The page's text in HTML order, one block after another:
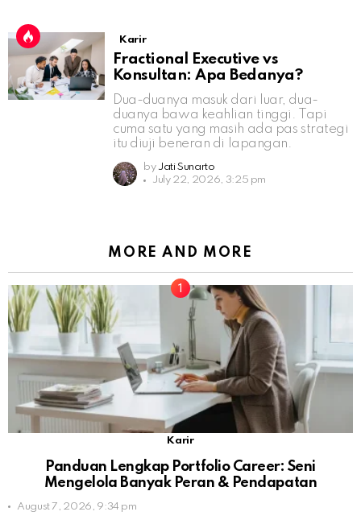
Karir
Fractional Executive vs
Konsultan: Apa Bedanya?
Dua-duanya masuk dari luar, dua-
duanya bawa keahlian tinggi. Tapi
cuma satu yang masih ada pas strategi
itu diuji beneran di lapangan.
by Jati Sunarto
July 22, 2026, 3:25 pm
MORE AND MORE
Karir
Panduan Lengkap Portfolio Career: Seni
Mengelola Banyak Peran & Pendapatan
August 7, 2026, 9:34 pm